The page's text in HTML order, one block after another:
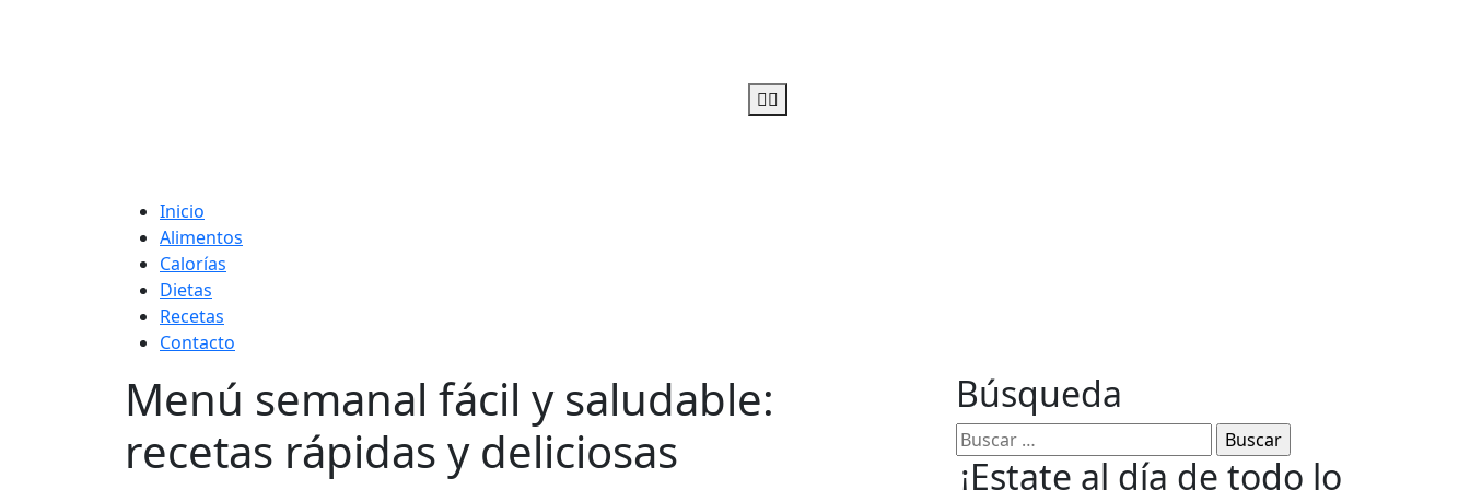
Adelgaza con en tu linea-alimentos saludables
Inicio
Alimentos
Calorías
Dietas
Recetas
Contacto
Menú semanal fácil y saludable:
recetas rápidas y deliciosas
Búsqueda
¡Estate al día de todo lo